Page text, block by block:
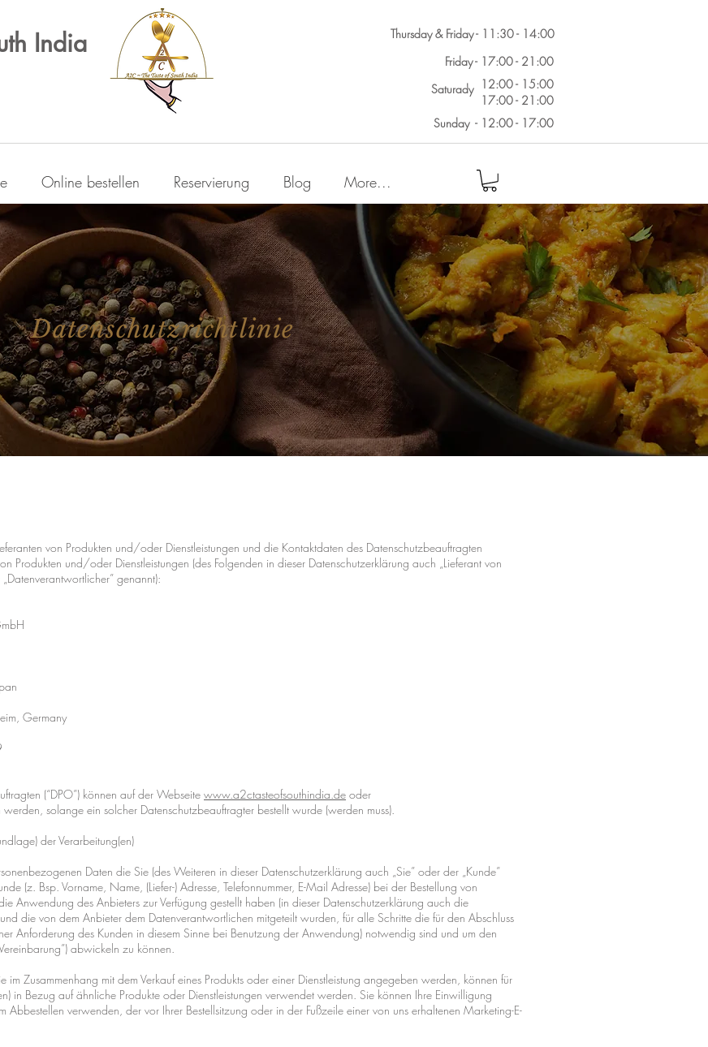
India
Thursday & Friday - 11:30 - 14:00
Friday - 17:00 - 21:00
17:00 - 21:00
12:00 - 15:00
Saturady
Sunday - 12:00 - 17:00
Online bestellen Reservierung Blog More...
Datenschutzrichtlinie
von Produkten und/oder Dienstleistungen und die Kontaktdaten des Datenschutzbeauftragten
Produkten und/oder Dienstleistungen (des Folgenden in dieser Datenschutzerklärung auch „Lieferant von
genannt):
Germany
(“DPO”) können auf der Webseite www.a2ctasteofsouthindia.de oder
werden, solange ein solcher Datenschutzbeauftragter bestellt wurde (werden muss).
der Verarbeitung(en)
Daten die Sie (des Weiteren in dieser Datenschutzerklärung auch „Sie” oder der „Kunde”
(z. Bsp. Vorname, Name, (Liefer-) Adresse, Telefonnummer, E-Mail Adresse) bei der Bestellung von
Anwendung des Anbieters zur Verfügung gestellt haben (in dieser Datenschutzerklärung auch die
die von dem Anbieter dem Datenverantwortlichen mitgeteilt wurden, für alle Schritte die für den Abschluss
Anforderung des Kunden in diesem Sinne bei Benutzung der Anwendung) notwendig sind und um den
abwickeln zu können.
Zusammenhang mit dem Verkauf eines Produkts oder einer Dienstleistung angegeben werden, können für
in Bezug auf ähnliche Produkte oder Dienstleistungen verwendet werden. Sie können Ihre Einwilligung
Abbestellen verwenden, der vor Ihrer Bestellsitzung oder in der Fußzeile einer von uns erhaltenen Marketing-E-